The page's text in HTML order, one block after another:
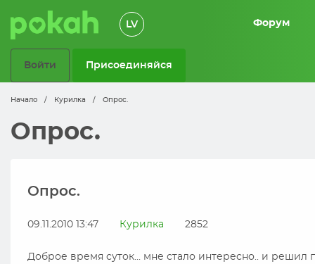
LV Форум
Войти Присоединяйся
Начало / Курилка / Опрос.
Опрос.
Опрос.
09.11.2010 13:47 Курилка 2852
Доброе время суток… мне стало интересно.. и